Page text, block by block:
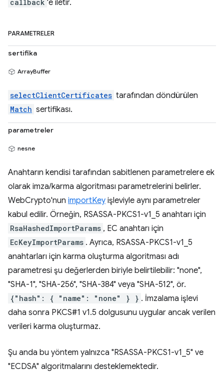
callback 'e iletir.
PARAMETRELER
sertifika
ArrayBuffer
selectClientCertificates tarafından döndürülen
Match sertifikası.
parametreler
nesne
Anahtarın kendisi tarafından sabitlenen parametrelere ek
olarak imza/karma algoritması parametrelerini belirler.
WebCrypto'nun importKey işleviyle aynı parametreler
kabul edilir. Örneğin, RSASSA-PKCS1-v1_5 anahtarı için
RsaHashedImportParams , EC anahtarı için
EcKeyImportParams . Ayrıca, RSASSA-PKCS1-v1_5
anahtarları için karma oluşturma algoritması adı
parametresi şu değerlerden biriyle belirtilebilir: "none",
"SHA-1", "SHA-256", "SHA-384" veya "SHA-512", ör.
{"hash": { "name": "none" } } . İmzalama işlevi
daha sonra PKCS#1 v1.5 dolgusunu uygular ancak verilen
verileri karma oluşturmaz.
Şu anda bu yöntem yalnızca "RSASSA-PKCS1-v1_5" ve
"ECDSA" algoritmalarını desteklemektedir.